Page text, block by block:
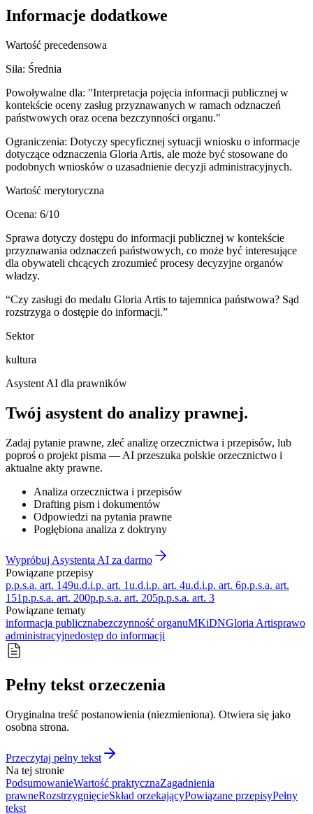
Informacje dodatkowe
Wartość precedensowa
Siła: Średnia
Powoływalne dla: "Interpretacja pojęcia informacji publicznej w
kontekście oceny zasług przyznawanych w ramach odznaczeń
państwowych oraz ocena bezczynności organu."
Ograniczenia: Dotyczy specyficznej sytuacji wniosku o informacje
dotyczące odznaczenia Gloria Artis, ale może być stosowane do
podobnych wniosków o uzasadnienie decyzji administracyjnych.
Wartość merytoryczna
Ocena: 6/10
Sprawa dotyczy dostępu do informacji publicznej w kontekście
przyznawania odznaczeń państwowych, co może być interesujące
dla obywateli chcących zrozumieć procesy decyzyjne organów
władzy.
“Czy zasługi do medalu Gloria Artis to tajemnica państwowa? Sąd
rozstrzyga o dostępie do informacji.”
Sektor
kultura
Asystent AI dla prawników
Twój asystent do analizy prawnej.
Zadaj pytanie prawne, zleć analizę orzecznictwa i przepisów, lub
poproś o projekt pisma — AI przeszuka polskie orzecznictwo i
aktualne akty prawne.
Analiza orzecznictwa i przepisów
Drafting pism i dokumentów
Odpowiedzi na pytania prawne
Pogłębiona analiza z doktryny
Wypróbuj Asystenta AI za darmo
Powiązane przepisy
p.p.s.a. art. 149u.d.i.p. art. 1u.d.i.p. art. 4u.d.i.p. art. 6p.p.s.a. art.
151p.p.s.a. art. 200p.p.s.a. art. 205p.p.s.a. art. 3
Powiązane tematy
informacja publicznabezczynność organuMKiDNGloria Artisprawo
administracyjnedostęp do informacji
Pełny tekst orzeczenia
Oryginalna treść postanowienia (niezmieniona). Otwiera się jako
osobna strona.
Przeczytaj pełny tekst
Na tej stronie
PodsumowanieWartość praktycznaZagadnienia
prawneRozstrzygnięcieSkład orzekającyPowiązane przepisyPełny
tekst